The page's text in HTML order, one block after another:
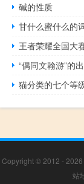
碱的性质
甘什么蜜什么的
王者荣耀全国大
“偶同文翰游”的
猫分类的七个等
Copyright © 2012 - 2026
站